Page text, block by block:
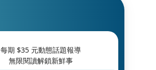
每期 $35元動態話題報導
無限閱讀解鎖新鮮事